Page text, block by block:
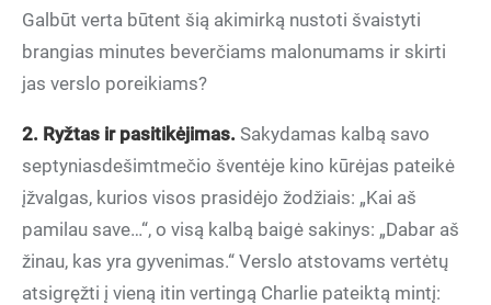
Galbūt verta būtent šią akimirką nustoti švaistyti
brangias minutes beverčiams malonumams ir skirti
jas verslo poreikiams?
2. Ryžtas ir pasitikėjimas. Sakydamas kalbą savo
septyniasdešimtmečio šventėje kino kūrėjas pateikė
įžvalgas, kurios visos prasidėjo žodžiais: „Kai aš
pamilau save…“, o visą kalbą baigė sakinys: „Dabar aš
žinau, kas yra gyvenimas.“ Verslo atstovams vertėtų
atsigręžti į vieną itin vertingą Charlie pateiktą mintį: